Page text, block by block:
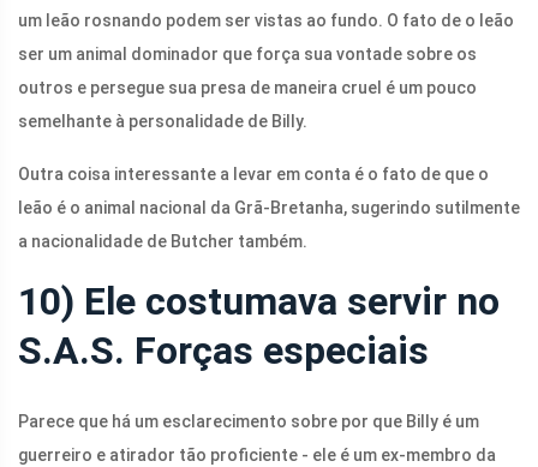
um leão rosnando podem ser vistas ao fundo. O fato de o leão
ser um animal dominador que força sua vontade sobre os
outros e persegue sua presa de maneira cruel é um pouco
semelhante à personalidade de Billy.
Outra coisa interessante a levar em conta é o fato de que o
leão é o animal nacional da Grã-Bretanha, sugerindo sutilmente
a nacionalidade de Butcher também.
10) Ele costumava servir no
S.A.S. Forças especiais
Parece que há um esclarecimento sobre por que Billy é um
guerreiro e atirador tão proficiente - ele é um ex-membro da